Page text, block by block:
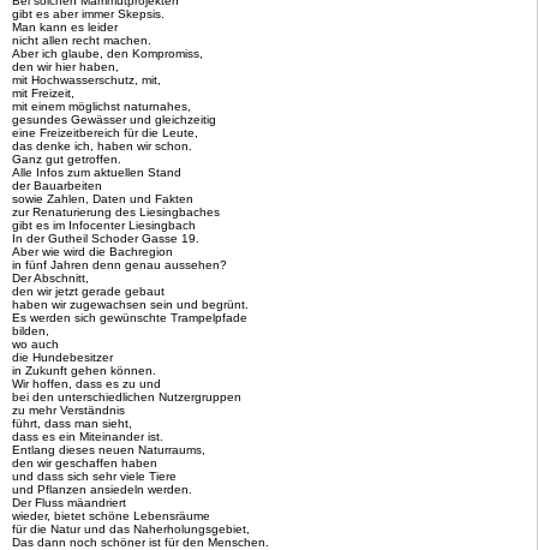
gibt es aber immer Skepsis.
Man kann es leider
nicht allen recht machen.
Aber ich glaube, den Kompromiss,
den wir hier haben,
mit Hochwasserschutz, mit,
mit Freizeit,
mit einem möglichst naturnahes,
gesundes Gewässer und gleichzeitig
eine Freizeitbereich für die Leute,
das denke ich, haben wir schon.
Ganz gut getroffen.
Alle Infos zum aktuellen Stand
der Bauarbeiten
sowie Zahlen, Daten und Fakten
zur Renaturierung des Liesingbaches
gibt es im Infocenter Liesingbach
In der Gutheil Schoder Gasse 19.
Aber wie wird die Bachregion
in fünf Jahren denn genau aussehen?
Der Abschnitt,
den wir jetzt gerade gebaut
haben wir zugewachsen sein und begrünt.
Es werden sich gewünschte Trampelpfade
bilden,
wo auch
die Hundebesitzer
in Zukunft gehen können.
Wir hoffen, dass es zu und
bei den unterschiedlichen Nutzergruppen
zu mehr Verständnis
führt, dass man sieht,
dass es ein Miteinander ist.
Entlang dieses neuen Naturraums,
den wir geschaffen haben
und dass sich sehr viele Tiere
und Pflanzen ansiedeln werden.
Der Fluss mäandriert
wieder, bietet schöne Lebensräume
für die Natur und das Naherholungsgebiet,
Das dann noch schöner ist für den Menschen.